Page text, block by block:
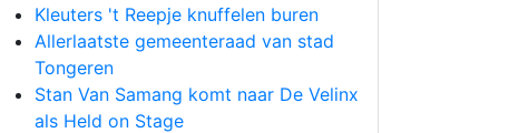
Kleuters 't Reepje knuffelen buren
Allerlaatste gemeenteraad van stad
Tongeren
Stan Van Samang komt naar De Velinx
als Held on Stage